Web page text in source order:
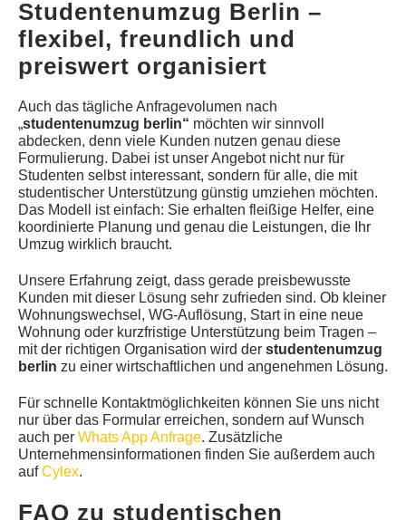
Studentenumzug Berlin –
flexibel, freundlich und
preiswert organisiert
Auch das tägliche Anfragevolumen nach
„studentenumzug berlin“ möchten wir sinnvoll
abdecken, denn viele Kunden nutzen genau diese
Formulierung. Dabei ist unser Angebot nicht nur für
Studenten selbst interessant, sondern für alle, die mit
studentischer Unterstützung günstig umziehen möchten.
Das Modell ist einfach: Sie erhalten fleißige Helfer, eine
koordinierte Planung und genau die Leistungen, die Ihr
Umzug wirklich braucht.
Unsere Erfahrung zeigt, dass gerade preisbewusste
Kunden mit dieser Lösung sehr zufrieden sind. Ob kleiner
Wohnungswechsel, WG-Auflösung, Start in eine neue
Wohnung oder kurzfristige Unterstützung beim Tragen –
mit der richtigen Organisation wird der studentenumzug
berlin zu einer wirtschaftlichen und angenehmen Lösung.
Für schnelle Kontaktmöglichkeiten können Sie uns nicht
nur über das Formular erreichen, sondern auf Wunsch
auch per Whats App Anfrage. Zusätzliche
Unternehmensinformationen finden Sie außerdem auch
aufCylex.
FAQ zu studentischen